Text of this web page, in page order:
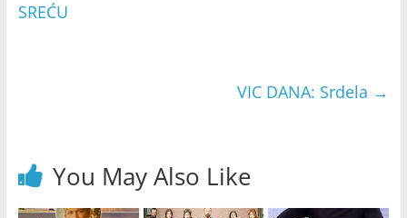
SREĆU
VIC DANA: Srdela →
You May Also Like